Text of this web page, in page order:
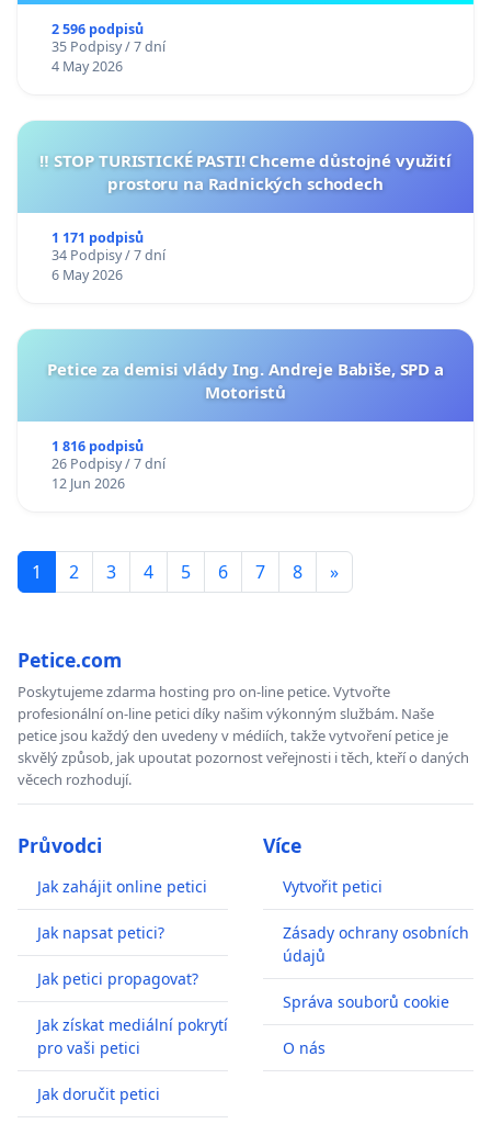
2 596 podpisů
35 Podpisy / 7 dní
4 May 2026
‼️ STOP TURISTICKÉ PASTI! Chceme důstojné využití
prostoru na Radnických schodech
1 171 podpisů
34 Podpisy / 7 dní
6 May 2026
Petice za demisi vlády Ing. Andreje Babiše, SPD a
Motoristů
1 816 podpisů
26 Podpisy / 7 dní
12 Jun 2026
1 2 3 4 5 6 7 8 »
Petice.com
Poskytujeme zdarma hosting pro on-line petice. Vytvořte
profesionální on-line petici díky našim výkonným službám. Naše
petice jsou každý den uvedeny v médiích, takže vytvoření petice je
skvělý způsob, jak upoutat pozornost veřejnosti i těch, kteří o daných
věcech rozhodují.
Průvodci
Jak zahájit online petici
Jak napsat petici?
Jak petici propagovat?
Jak získat mediální pokrytí
pro vaši petici
Jak doručit petici
Více
Vytvořit petici
Zásady ochrany osobních
údajů
Správa souborů cookie
O nás